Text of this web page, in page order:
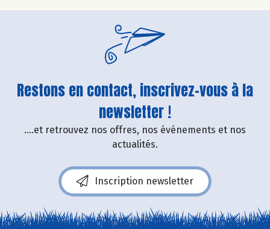
Restons en contact, inscrivez-vous à la
newsletter !
....et retrouvez nos offres, nos événements et nos
actualités.
Inscription newsletter